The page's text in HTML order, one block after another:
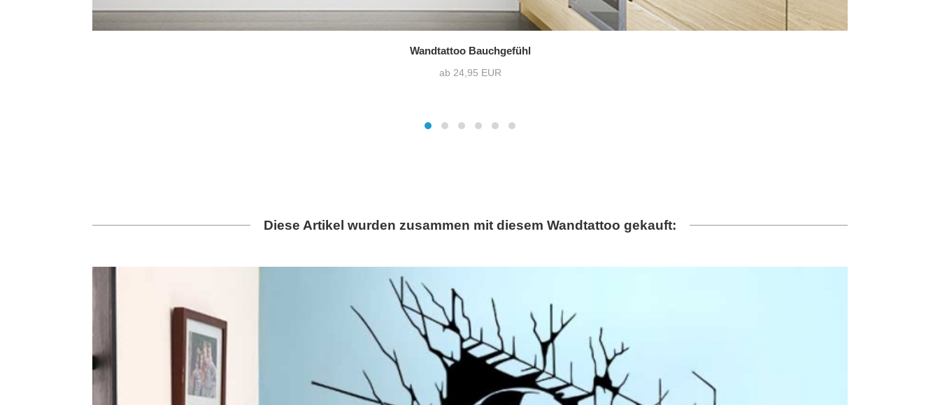
Wandtattoo Bauchgefühl
ab 24,95 EUR
Diese Artikel wurden zusammen mit diesem Wandtattoo gekauft: